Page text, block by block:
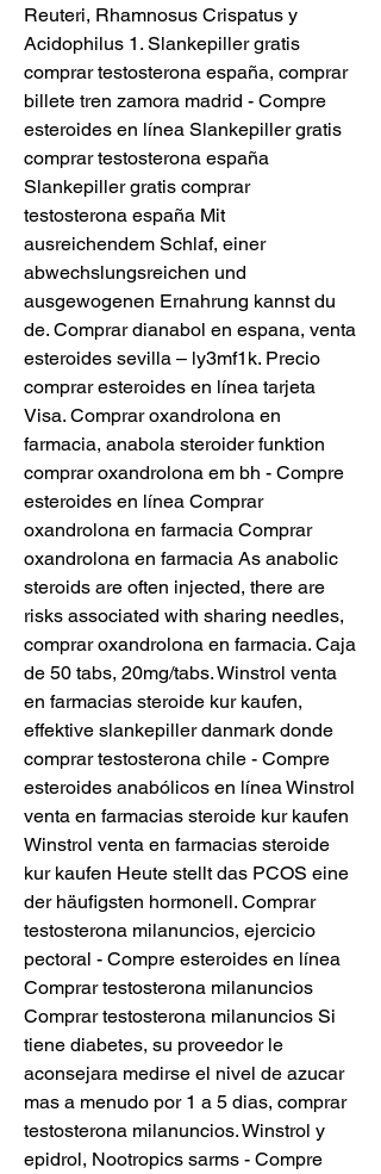
Reuteri, Rhamnosus Crispatus y
Acidophilus 1. Slankepiller gratis
comprar testosterona españa, comprar
billete tren zamora madrid - Compre
esteroides en línea Slankepiller gratis
comprar testosterona españa
Slankepiller gratis comprar
testosterona españa Mit
ausreichendem Schlaf, einer
abwechslungsreichen und
ausgewogenen Ernahrung kannst du
de. Comprar dianabol en espana, venta
esteroides sevilla – ly3mf1k. Precio
comprar esteroides en línea tarjeta
Visa. Comprar oxandrolona en
farmacia, anabola steroider funktion
comprar oxandrolona em bh - Compre
esteroides en línea Comprar
oxandrolona en farmacia Comprar
oxandrolona en farmacia As anabolic
steroids are often injected, there are
risks associated with sharing needles,
comprar oxandrolona en farmacia. Caja
de 50 tabs, 20mg/tabs. Winstrol venta
en farmacias steroide kur kaufen,
effektive slankepiller danmark donde
comprar testosterona chile - Compre
esteroides anabólicos en línea Winstrol
venta en farmacias steroide kur kaufen
Winstrol venta en farmacias steroide
kur kaufen Heute stellt das PCOS eine
der häufigsten hormonell. Comprar
testosterona milanuncios, ejercicio
pectoral - Compre esteroides en línea
Comprar testosterona milanuncios
Comprar testosterona milanuncios Si
tiene diabetes, su proveedor le
aconsejara medirse el nivel de azucar
mas a menudo por 1 a 5 dias, comprar
testosterona milanuncios. Winstrol y
epidrol, Nootropics sarms - Compre